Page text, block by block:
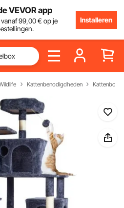
VEVOR app
99,00€ op je
Installeren
Kattenbenodigdheden